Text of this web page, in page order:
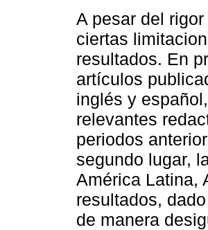
A pesar del
ciertas
resultados. En
artículos
inglés y
relevantes
periodos
segundo lugar,
América Latina,
resultados,
de manera